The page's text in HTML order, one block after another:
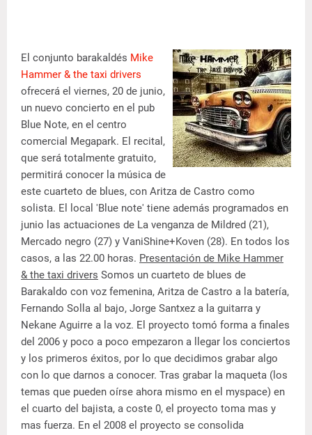
El conjunto barakaldés Mike
Hammer & the taxi drivers
ofrecerá el viernes, 20 de junio,
un nuevo concierto en el pub
Blue Note, en el centro
comercial Megapark. El recital,
que será totalmente gratuito,
permitirá conocer la música de
este cuarteto de blues, con Aritza de Castro como
solista. El local 'Blue note' tiene además programados en
junio las actuaciones de La venganza de Mildred (21),
Mercado negro (27) y VaniShine+Koven (28). En todos los
casos, a las 22.00 horas. Presentación de Mike Hammer
& the taxi drivers Somos un cuarteto de blues de
Barakaldo con voz femenina, Aritza de Castro a la batería,
Fernando Solla al bajo, Jorge Santxez a la guitarra y
Nekane Aguirre a la voz. El proyecto tomó forma a finales
del 2006 y poco a poco empezaron a llegar los conciertos
y los primeros éxitos, por lo que decidimos grabar algo
con lo que darnos a conocer. Tras grabar la maqueta (los
temas que pueden oírse ahora mismo en el myspace) en
el cuarto del bajista, a coste 0, el proyecto toma mas y
mas fuerza. En el 2008 el proyecto se consolida